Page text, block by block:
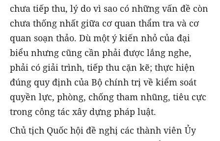
chưa tiếp thu, lý do vì sao có những vấn đề còn
chưa thống nhất giữa cơ quan thẩm tra và cơ
quan soạn thảo. Dù một ý kiến nhỏ của đại
biểu nhưng cũng cần phải được lắng nghe,
phải có giải trình, tiếp thu cặn kẽ; thực hiện
đúng quy định của Bộ chính trị về kiểm soát
quyền lực, phòng, chống tham nhũng, tiêu cực
trong công tác xây dựng pháp luật.
Chủ tịch Quốc hội đề nghị các thành viên Ủy